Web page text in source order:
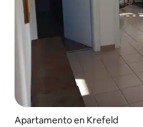
Apartamento en Krefeld